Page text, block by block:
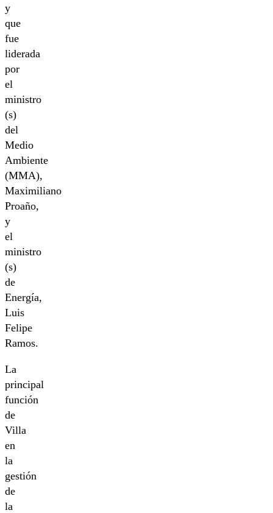
y
que
fue
liderada
por
el
ministro
(s)
del
Medio
Ambiente
(MMA),
Maximiliano
Proaño,
y
el
ministro
(s)
de
Energía,
Luis
Felipe
Ramos.
La
principal
función
de
Villa
en
la
gestión
de
la